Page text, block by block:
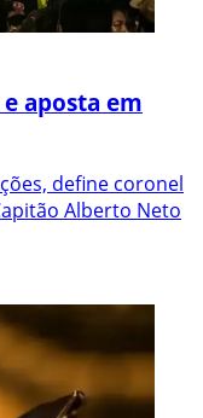
aposta em
define coronel
Alberto Neto